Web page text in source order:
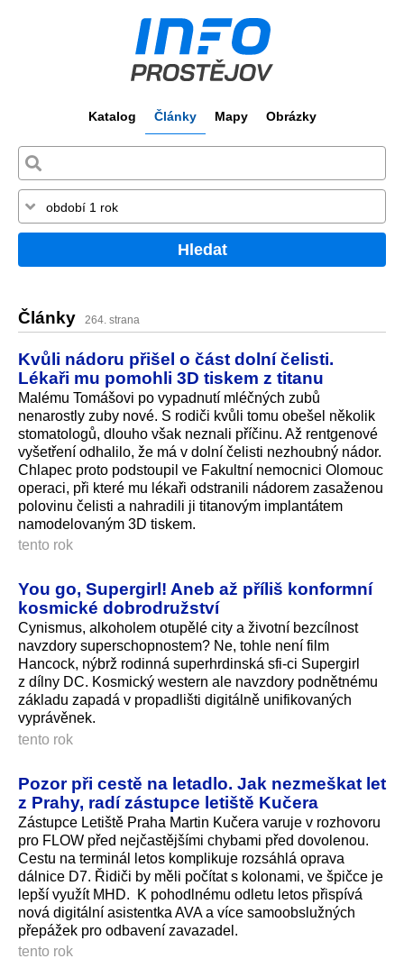
Katalog Články Mapy Obrázky
Hledat
Články 264. strana
Kvůli nádoru přišel o část dolní čelisti.
Lékaři mu pomohli 3D tiskem z titanu
Malému Tomášovi po vypadnutí mléčných zubů
nenarostly zuby nové. S rodiči kvůli tomu obešel několik
stomatologů, dlouho však neznali příčinu. Až rentgenové
vyšetření odhalilo, že má v dolní čelisti nezhoubný nádor.
Chlapec proto podstoupil ve Fakultní nemocnici Olomouc
operaci, při které mu lékaři odstranili nádorem zasaženou
polovinu čelisti a nahradili ji titanovým implantátem
namodelovaným 3D tiskem.
tento rok
You go, Supergirl! Aneb až příliš konformní
kosmické dobrodružství
Cynismus, alkoholem otupělé city a životní bezcílnost
navzdory superschopnostem? Ne, tohle není film
Hancock, nýbrž rodinná superhrdinská sfi-ci Supergirl
z dílny DC. Kosmický western ale navzdory podnětnému
základu zapadá v propadlišti digitálně unifikovaných
vyprávěnek.
tento rok
Pozor při cestě na letadlo. Jak nezmeškat let
z Prahy, radí zástupce letiště Kučera
Zástupce Letiště Praha Martin Kučera varuje v rozhovoru
pro FLOW před nejčastějšími chybami před dovolenou.
Cestu na terminál letos komplikuje rozsáhlá oprava
dálnice D7. Řidiči by měli počítat s kolonami, ve špičce je
lepší využít MHD. K pohodlnému odletu letos přispívá
nová digitální asistentka AVA a více samoobslužných
přepážek pro odbavení zavazadel.
tento rok